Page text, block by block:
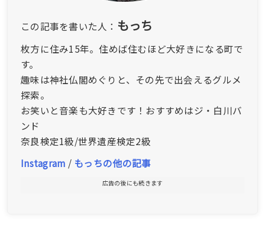
この記事を書いた人： もっち
枚方に住み15年。住めば住むほど大好きになる町で
す。
趣味は神社仏閣めぐりと、その先で出会えるグルメ
探索。
お笑いと音楽も大好きです！おすすめはジ・白川バ
ンド
奈良検定1級/世界遺産検定2級
Instagram / もっちの他の記事
広告の後にも続きます